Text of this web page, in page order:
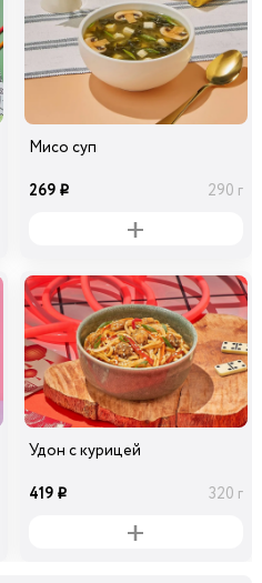
Мисо суп
269 i 290 г
Удон с курицей
419 i 320 г